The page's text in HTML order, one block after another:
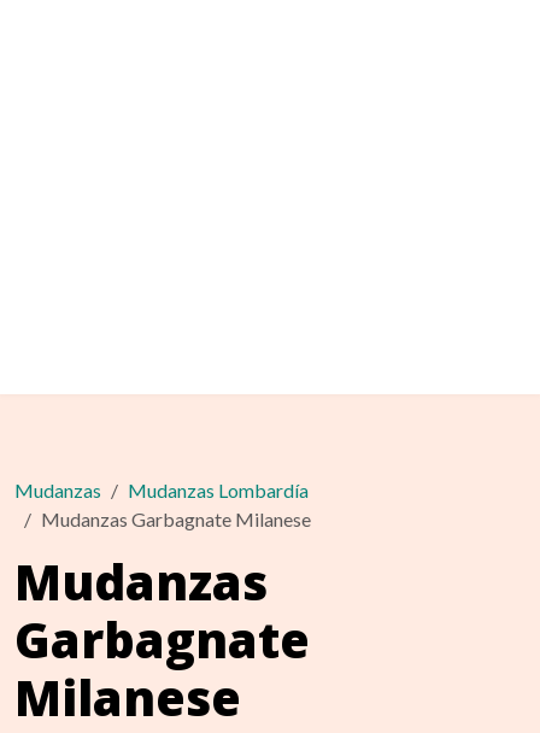
Mudanzas
Mudanzas Lombardía
Mudanzas Garbagnate Milanese
Mudanzas
Garbagnate
Milanese